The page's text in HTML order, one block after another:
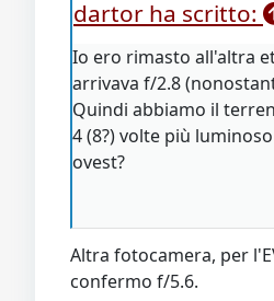
dartor ha scritto:
Io ero rimasto all'altra
arrivava f/2.8
Quindi abbiamo il
4 (8?) volte più
ovest?
Altra fotocamera, per
confermo f/5.6.